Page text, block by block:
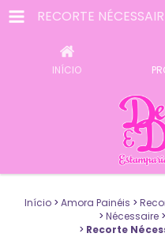
RECORTE
INÍCIO
Início > Amora Painéis >
> Nécessaire >
> Recorte